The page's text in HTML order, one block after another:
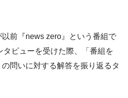
前『news zero』という番組で
ビューを受けた際、「番組を
問いに対する解答を振り返るタ